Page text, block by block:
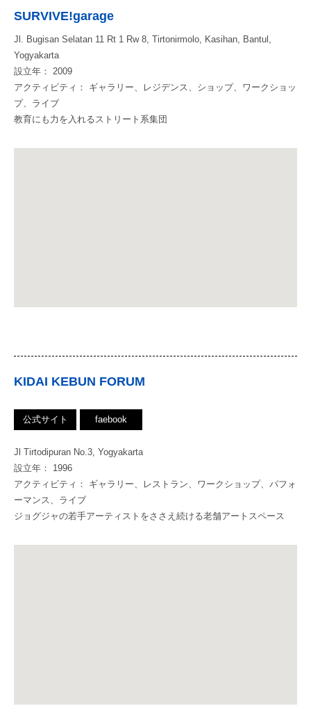
SURVIVE!garage
Jl. Bugisan Selatan 11 Rt 1 Rw 8, Tirtonirmolo, Kasihan, Bantul,
Yogyakarta
設立年： 2009
アクティビティ： ギャラリー、レジデンス、ショップ、ワークショッ
プ、ライブ
教育にも力を入れるストリート系集団
KIDAI KEBUN FORUM
公式サイト faebook
Jl Tirtodipuran No.3, Yogyakarta
設立年： 1996
アクティビティ： ギャラリー、レストラン、ワークショップ、パフォ
ーマンス、ライブ
ジョグジャの若手アーティストをささえ続ける老舗アートスペース